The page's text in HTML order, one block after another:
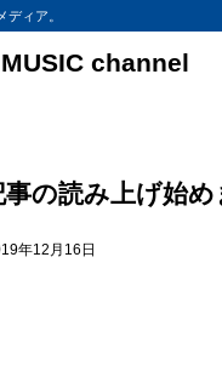
ィア。
channel
の読み上げ始め
年12月16日